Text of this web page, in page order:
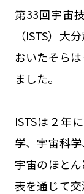
第33回宇宙
（ISTS）大
おいたそら
ました。
ISTSは２年
学、宇宙科
宇宙のほと
表を通じて